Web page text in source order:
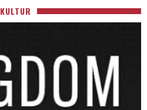
KULTUR